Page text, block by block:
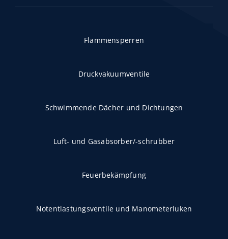
Flammensperren
Druckvakuumventile
Schwimmende Dächer und Dichtungen
Luft- und Gasabsorber/-schrubber
Feuerbekämpfung
Notentlastungsventile und Manometerluken